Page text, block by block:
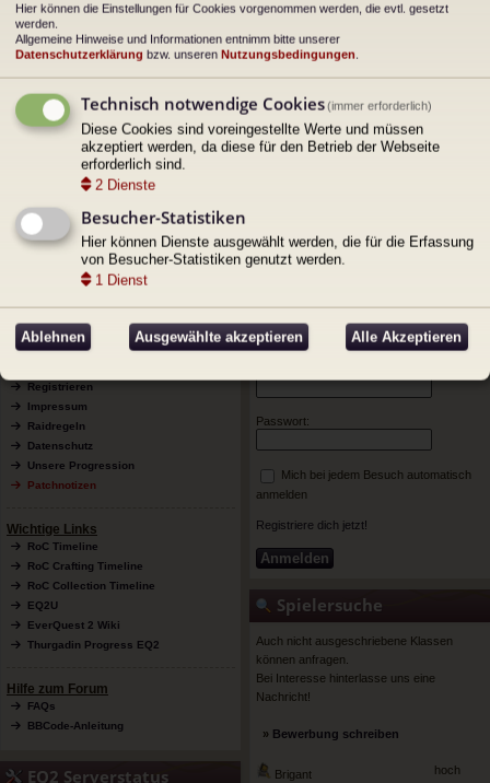
ei
tr
Dateianhänge
Zugriffe: 101121 • Kommentare: 0
ob
122 Themen • Seite5von122• 1 2 3 4
Menü
Registrieren
Impressum
Raidregeln
Datenschutz
Unsere Progression
Patchnotizen
Wichtige Links
RoC Timeline
RoC Crafting Timeline
RoC Collection Timeline
EQ2U
EverQuest 2 Wiki
Thurgadin Progress EQ2
Hilfe zum Forum
FAQs
BBCode-Anleitung
EQ2 Serverstatus
Benutzer-Menü
Passwort:
Mich bei jedem Besuch automatisch
anmelden
Registriere dich jetzt!
Spielersuche
Auch nicht ausgeschriebene Klassen
können anfragen.
Bei Interesse hinterlasse uns eine
Nachricht!
» Bewerbung schreiben
Brigant
hoch
Hier können die Einstellungen für Cookies vorgenommen werden, die evtl. gesetzt
werden.
Allgemeine Hinweise und Informationen entnimm bitte unserer
Datenschutzerklärung bzw. unseren Nutzungsbedingungen.
Technisch notwendige Cookies(immer erforderlich)
Diese Cookies sind voreingestellte Werte und müssen
akzeptiert werden, da diese für den Betrieb der Webseite
erforderlich sind.
2 Dienste
Besucher-Statistiken
Hier können Dienste ausgewählt werden, die für die Erfassung
von Besucher-Statistiken genutzt werden.
1 Dienst
Ablehnen Ausgewählte akzeptieren Alle Akzeptieren